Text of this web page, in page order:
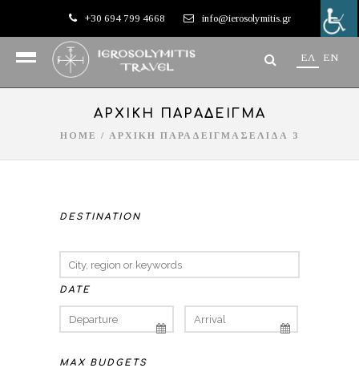
+30 694 799 4668 info@ierosolymitis.gr
EΛ EN
ΑΡΧΙΚΗ ΠΑΡΑΔΕΙΓΜΑ
HOME / ΑΡΧΙΚΗ ΠΑΡΑΔΕΙΓΜΑ ΣΕΛΙΔΑ 3
DESTINATION
DATE
MAX BUDGETS